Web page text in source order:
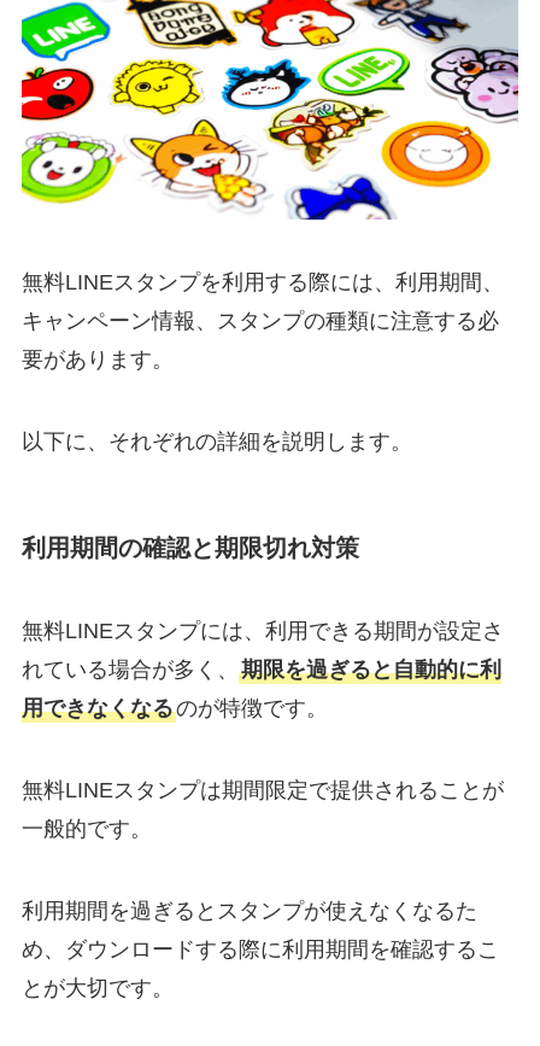
無料LINEスタンプを利用する際には、利用期間、
キャンペーン情報、スタンプの種類に注意する必
要があります。
以下に、それぞれの詳細を説明します。
利用期間の確認と期限切れ対策
無料LINEスタンプには、利用できる期間が設定さ
れている場合が多く、 期限を過ぎると自動的に利
用できなくなるのが特徴です。
無料LINEスタンプは期間限定で提供されることが
一般的です。
利用期間を過ぎるとスタンプが使えなくなるた
め、ダウンロードする際に利用期間を確認するこ
とが大切です。